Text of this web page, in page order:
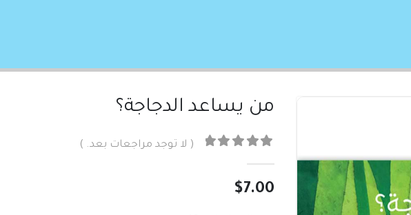
من يساعد الدجاجة؟
( لا توجد مراجعات بعد. )
$7.00